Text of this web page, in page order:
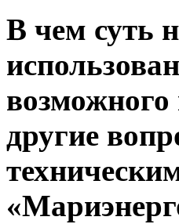
В чем суть
другие